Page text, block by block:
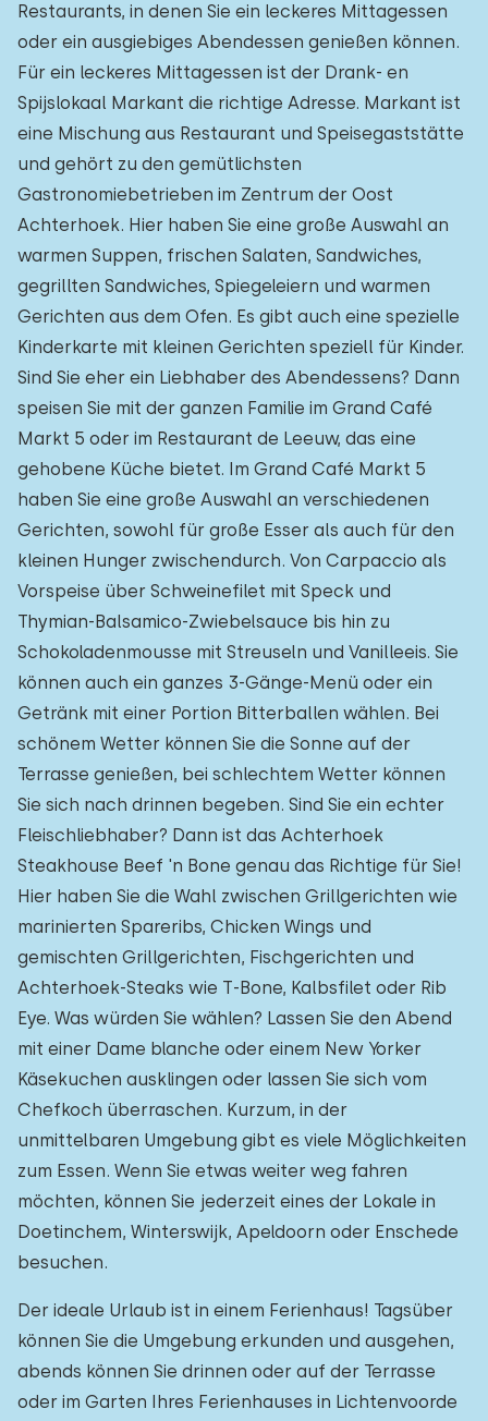
Restaurants, in denen Sie ein leckeres Mittagessen
oder ein ausgiebiges Abendessen genießen können.
Für ein leckeres Mittagessen ist der Drank- en
Spijslokaal Markant die richtige Adresse. Markant ist
eine Mischung aus Restaurant und Speisegaststätte
und gehört zu den gemütlichsten
Gastronomiebetrieben im Zentrum der Oost
Achterhoek. Hier haben Sie eine große Auswahl an
warmen Suppen, frischen Salaten, Sandwiches,
gegrillten Sandwiches, Spiegeleiern und warmen
Gerichten aus dem Ofen. Es gibt auch eine spezielle
Kinderkarte mit kleinen Gerichten speziell für Kinder.
Sind Sie eher ein Liebhaber des Abendessens? Dann
speisen Sie mit der ganzen Familie im Grand Café
Markt 5 oder im Restaurant de Leeuw, das eine
gehobene Küche bietet. Im Grand Café Markt 5
haben Sie eine große Auswahl an verschiedenen
Gerichten, sowohl für große Esser als auch für den
kleinen Hunger zwischendurch. Von Carpaccio als
Vorspeise über Schweinefilet mit Speck und
Thymian-Balsamico-Zwiebelsauce bis hin zu
Schokoladenmousse mit Streuseln und Vanilleeis. Sie
können auch ein ganzes 3-Gänge-Menü oder ein
Getränk mit einer Portion Bitterballen wählen. Bei
schönem Wetter können Sie die Sonne auf der
Terrasse genießen, bei schlechtem Wetter können
Sie sich nach drinnen begeben. Sind Sie ein echter
Fleischliebhaber? Dann ist das Achterhoek
Steakhouse Beef 'n Bone genau das Richtige für Sie!
Hier haben Sie die Wahl zwischen Grillgerichten wie
marinierten Spareribs, Chicken Wings und
gemischten Grillgerichten, Fischgerichten und
Achterhoek-Steaks wie T-Bone, Kalbsfilet oder Rib
Eye. Was würden Sie wählen? Lassen Sie den Abend
mit einer Dame blanche oder einem New Yorker
Käsekuchen ausklingen oder lassen Sie sich vom
Chefkoch überraschen. Kurzum, in der
unmittelbaren Umgebung gibt es viele Möglichkeiten
zum Essen. Wenn Sie etwas weiter weg fahren
möchten, können Sie jederzeit eines der Lokale in
Doetinchem, Winterswijk, Apeldoorn oder Enschede
besuchen.
Der ideale Urlaub ist in einem Ferienhaus! Tagsüber
können Sie die Umgebung erkunden und ausgehen,
abends können Sie drinnen oder auf der Terrasse
oder im Garten Ihres Ferienhauses in Lichtenvoorde